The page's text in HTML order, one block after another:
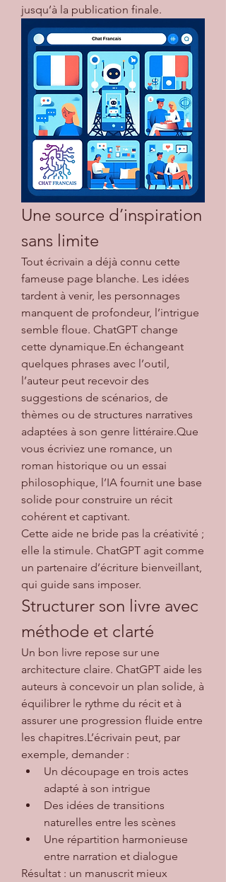
jusqu’à la publication finale.
Une source d’inspiration
sans limite
Tout écrivain a déjà connu cette
fameuse page blanche. Les idées
tardent à venir, les personnages
manquent de profondeur, l’intrigue
semble floue. ChatGPT change
cette dynamique.En échangeant
quelques phrases avec l’outil,
l’auteur peut recevoir des
suggestions de scénarios, de
thèmes ou de structures narratives
adaptées à son genre littéraire.Que
vous écriviez une romance, un
roman historique ou un essai
philosophique, l’IA fournit une base
solide pour construire un récit
cohérent et captivant.
Cette aide ne bride pas la créativité ;
elle la stimule. ChatGPT agit comme
un partenaire d’écriture bienveillant,
qui guide sans imposer.
Structurer son livre avec
méthode et clarté
Un bon livre repose sur une
architecture claire. ChatGPT aide les
auteurs à concevoir un plan solide, à
équilibrer le rythme du récit et à
assurer une progression fluide entre
les chapitres.L’écrivain peut, par
exemple, demander :
Un découpage en trois actes
adapté à son intrigue
Des idées de transitions
naturelles entre les scènes
Une répartition harmonieuse
entre narration et dialogue
Résultat : un manuscrit mieux